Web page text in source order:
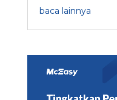
baca lainnya